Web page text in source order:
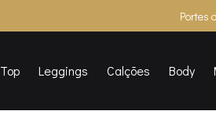
Portes
Top Leggings Calções Body